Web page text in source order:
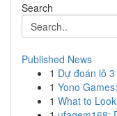
Search
Published News
1 Dự đoán lô
1 Yono
1 What to